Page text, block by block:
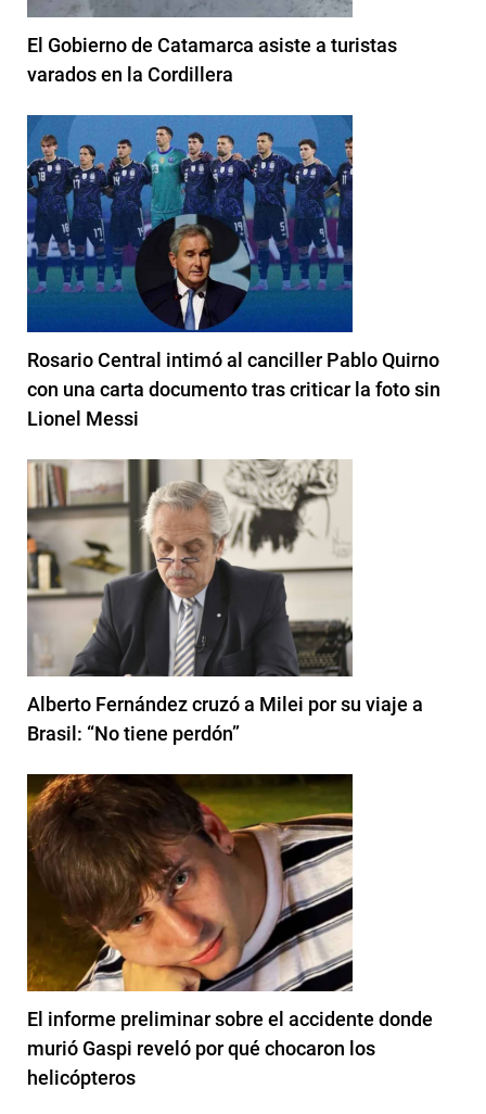
El Gobierno de Catamarca asiste a turistas
varados en la Cordillera
Rosario Central intimó al canciller Pablo Quirno
con una carta documento tras criticar la foto sin
Lionel Messi
Alberto Fernández cruzó a Milei por su viaje a
Brasil: “No tiene perdón”
El informe preliminar sobre el accidente donde
murió Gaspi reveló por qué chocaron los
helicópteros